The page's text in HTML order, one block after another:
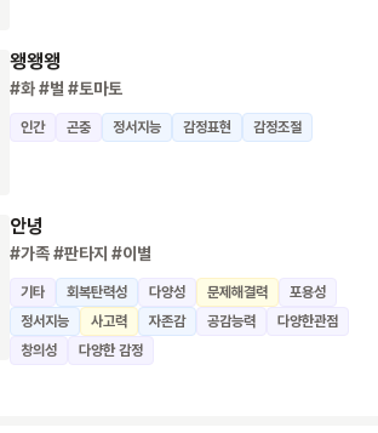
왱왱왱
#화#벌 #토마토
인간 곤충 정서지능 감정표현 감정조절
안녕
#가족#판타지 #이별
기타 회복탄력성 다양성 문제해결력
포용성
정서지능
사고력 자존감 공감능력
다양한관점
창의성
다양한 감정